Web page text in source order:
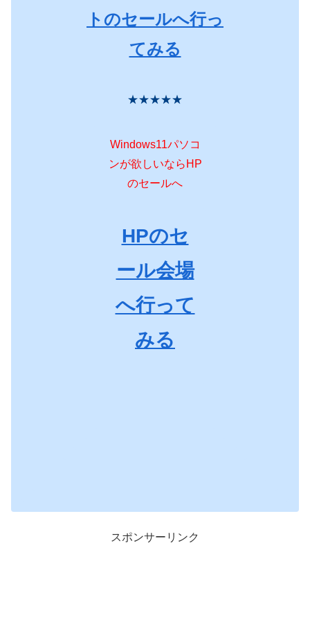
トのセールへ行っ
てみる
★★★★★
Windows11パソコ
ンが欲しいならHP
のセールへ
HPのセ
ール会場
へ行って
みる
スポンサーリンク